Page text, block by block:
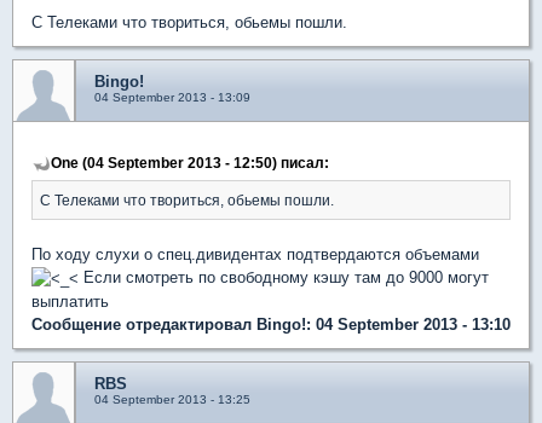
С Телеками что твориться, обьемы пошли.
Bingo!
04 September 2013 - 13:09
One (04 September 2013 - 12:50) писал:
С Телеками что твориться, обьемы пошли.
По ходу слухи о спец.дивидентах подтвердаются объемами
Если смотреть по свободному кэшу там до 9000 могут
выплатить
Сообщение отредактировал Bingo!: 04 September 2013 - 13:10
RBS
04 September 2013 - 13:25